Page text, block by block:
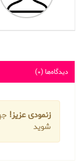
دیدگاه‌ها (0)
زنمودی عزیز!
شوید